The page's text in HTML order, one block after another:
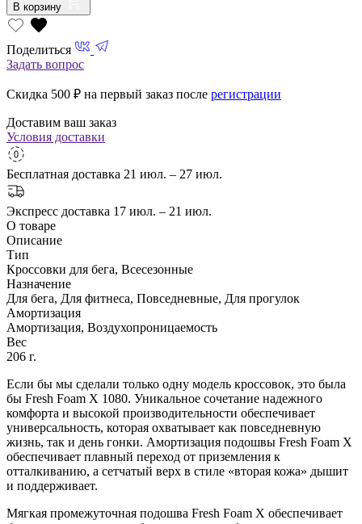
В корзину
Поделиться
Задать вопрос
Скидка 500 ₽ на первый заказ после регистрации
Доставим ваш заказ
Условия доставки
Бесплатная доставка 21 июл. – 27 июл.
Экспресс доставка 17 июл. – 21 июл.
О товаре
Описание
Тип
Кроссовки для бега, Всесезонные
Назначение
Для бега, Для фитнеса, Повседневные, Для прогулок
Амортизация
Амортизация, Воздухопроницаемость
Вес
206 г.
Если бы мы сделали только одну модель кроссовок, это была
бы Fresh Foam X 1080. Уникальное сочетание надежного
комфорта и высокой производительности обеспечивает
универсальность, которая охватывает как повседневную
жизнь, так и день гонки. Амортизация подошвы Fresh Foam X
обеспечивает плавный переход от приземления к
отталкиванию, а сетчатый верх в стиле «вторая кожа» дышит
и поддерживает.
Мягкая промежуточная подошва Fresh Foam X обеспечивает